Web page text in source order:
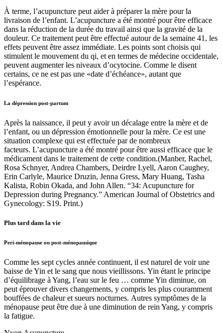
À terme, l’acupuncture peut aider à préparer la mère pour la
livraison de l’enfant. L’acupuncture a été montré pour être efficace
dans la réduction de la durée du travail ainsi que la gravité de la
douleur. Ce traitement peut être effectué autour de la semaine 41, les
effets peuvent être assez immédiate. Les points sont choisis qui
stimulent le mouvement du qi, et en termes de médecine occidentale,
peuvent augmenter les niveaux d’ocytocine. Comme le disent
certains, ce ne est pas une «date d’échéance», autant que
l’espérance.
La dépression post-partum
Après la naissance, il peut y avoir un décalage entre la mère et de
l’enfant, ou un dépression émotionnelle pour la mère. Ce est une
situation complexe qui est effectuée par de nombreux
facteurs. L’acupuncture a été montré pour être aussi efficace que le
médicament dans le traitement de cette condition.(Manber, Rachel,
Rosa Schnyer, Andrea Chambers, Deirdre Lyell, Aaron Caughey,
Erin Carlyle, Maurice Druzin, Jenna Gress, Mary Huang, Tasha
Kalista, Robin Okada, and John Allen. “34: Acupuncture for
Depression during Pregnancy.” American Journal of Obstetrics and
Gynecology: S19. Print.)
Plus tard dans la vie
Peri-ménopause ou post-ménopausique
Comme les sept cycles année continuent, il est naturel de voir une
baisse de Yin et le sang que nous vieillissons. Yin étant le principe
d’équilibrage à Yang, l’eau sur le feu … comme Yin diminue, on
peut éprouver divers changements, y compris les plus couramment
bouffées de chaleur et sueurs nocturnes. Autres symptômes de la
ménopause peut être due à une diminution de rein Yang, y compris
la fatigue.